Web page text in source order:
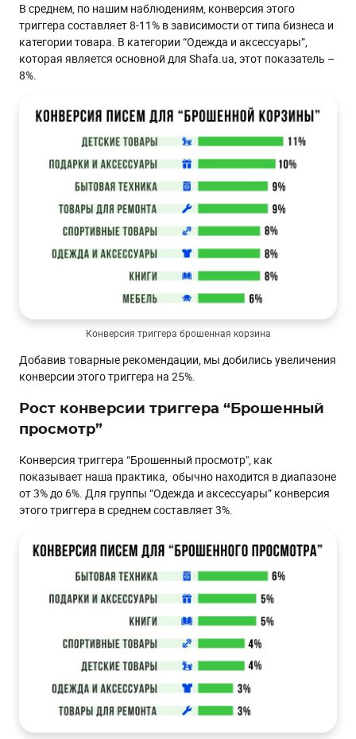
В среднем, по нашим наблюдениям, конверсия этого
триггера составляет 8-11% в зависимости от типа бизнеса и
категории товара. В категории “Одежда и аксессуары”,
которая является основной для Shafa.ua, этот показатель –
8%.
Конверсия триггера брошенная корзина
Добавив товарные рекомендации, мы добились увеличения
конверсии этого триггера на 25%.
Рост конверсии триггера “Брошенный
просмотр”
Конверсия триггера “Брошенный просмотр", как
показывает наша практика, обычно находится в диапазоне
от 3% до 6%. Для группы “Одежда и аксессуары” конверсия
этого триггера в среднем составляет 3%.